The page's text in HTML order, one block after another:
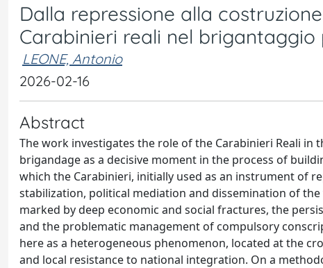
Dalla repressione alla
Carabinieri reali nel
LEONE, Antonio
2026-02-16
Abstract
The work investigates the role of the Carabinieri Reali
brigandage as a decisive moment in the process of
which the Carabinieri, initially used as an instrument of
stabilization, political mediation and dissemination of
marked by deep economic and social fractures, the
and the problematic management of compulsory
here as a heterogeneous phenomenon, located at the
and local resistance to national integration. On a